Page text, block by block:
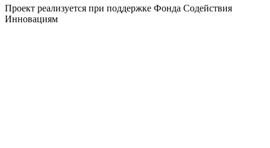
Проект реализуется при поддержке Фонда Содействия
Инновациям